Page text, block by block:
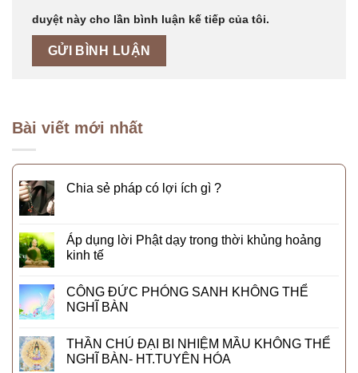
duyệt này cho lần bình luận kế tiếp của tôi.
Bài viết mới nhất
Chia sẻ pháp có lợi ích gì ?
Áp dụng lời Phật dạy trong thời khủng hoảng
kinh tế
CÔNG ĐỨC PHÓNG SANH KHÔNG THỂ
NGHĨ BÀN
THẦN CHÚ ĐẠI BI NHIỆM MẦU KHÔNG THỂ
NGHĨ BÀN- HT.TUYÊN HÓA